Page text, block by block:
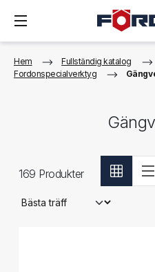
Hem Fullständig katalog
Fordonspecialverktyg
169 Produkter